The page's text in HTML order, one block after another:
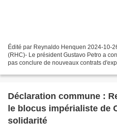
Édité par Reynaldo Henquen 2024-10-
(RHC)- Le président Gustavo Petro a
pas conclure de nouveaux contrats
Déclaration commune :
le blocus impérialiste de
solidarité